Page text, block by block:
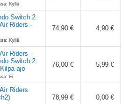
Kyllä
Switch 2
Riders -
Kyllä
74,90 € 4,90 €
Riders -
Switch 2
ajo
Ei
76,00 € 5,99 €
Riders
78,99 € 0,00 €